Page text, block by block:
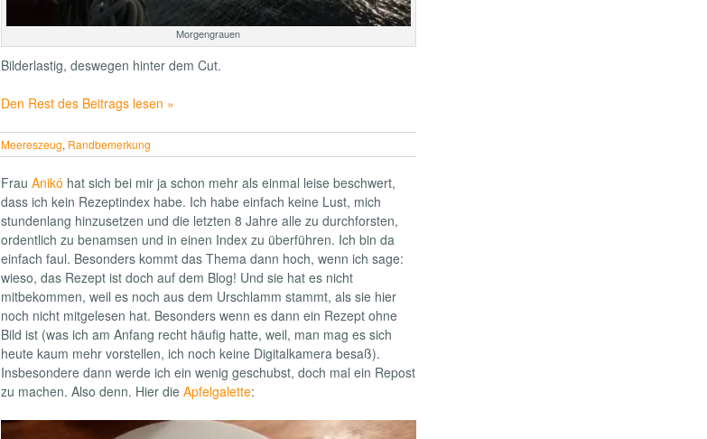
Morgengrauen
Bilderlastig, deswegen hinter dem Cut.
Den Rest des Beitrags lesen »
Meereszeug, Randbemerkung
Frau Anikó hat sich bei mir ja schon mehr als einmal leise beschwert,
dass ich kein Rezeptindex habe. Ich habe einfach keine Lust, mich
stundenlang hinzusetzen und die letzten 8 Jahre alle zu durchforsten,
ordentlich zu benamsen und in einen Index zu überführen. Ich bin da
einfach faul. Besonders kommt das Thema dann hoch, wenn ich sage:
wieso, das Rezept ist doch auf dem Blog! Und sie hat es nicht
mitbekommen, weil es noch aus dem Urschlamm stammt, als sie hier
noch nicht mitgelesen hat. Besonders wenn es dann ein Rezept ohne
Bild ist (was ich am Anfang recht häufig hatte, weil, man mag es sich
heute kaum mehr vorstellen, ich noch keine Digitalkamera besaß).
Insbesondere dann werde ich ein wenig geschubst, doch mal ein Repost
zu machen. Also denn. Hier die Apfelgalette: